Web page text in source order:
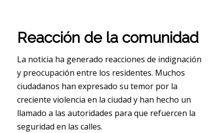
Reacción de la comunidad
La noticia ha generado reacciones de indignación
y preocupación entre los residentes. Muchos
ciudadanos han expresado su temor por la
creciente violencia en la ciudad y han hecho un
llamado a las autoridades para que refuercen la
seguridad en las calles.